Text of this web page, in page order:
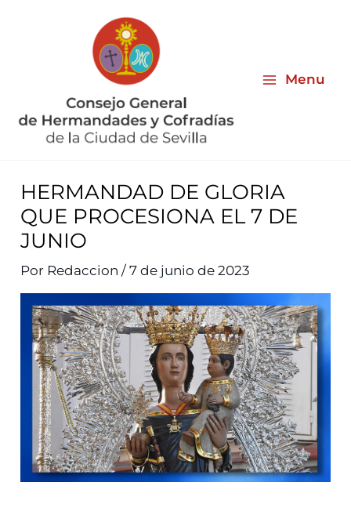
Menu
HERMANDAD DE GLORIA
QUE PROCESIONA EL 7 DE
JUNIO
Por Redaccion/7 de junio de 2023